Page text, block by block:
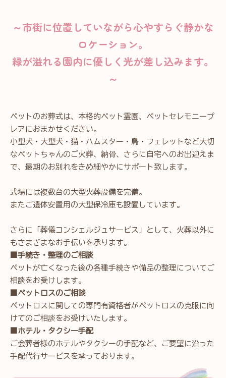
～市街に位置していながら心やすらぐ静かな
ロケーション。
緑が溢れる園内に優しく光が差し込みます。
～
ペットのお葬式は、本格的ペット霊園、ペットセレモニープ
レアにおまかせください。
小型犬・大型犬・猫・ハムスター・鳥・フェレットなど大切
なペットちゃんのご火葬、納骨、さらに自宅へのお出迎えま
で、最期のお別れをきめ細やかにサポート致します。
式場には複数台の大型火葬設備を完備。
またご遺体安置用の大型保冷庫も設置しています。
さらに「葬儀コンシェルジュサービス」として、火葬以外に
もさまざまなお手伝いを承ります。
■手続き・整理のご相談
ペットが亡くなった後の各種手続きや備品の整理についてご
相談をお受けします。
■ペットロスのご相談
ペットロスに関しての専門有資格者がペットロスの克服に向
けてのご相談をお受けいたします。
■ホテル・タクシー手配
ご会葬者様のホテルやタクシーの手配など、ご要望に沿った
手配代行サービスを承っております。